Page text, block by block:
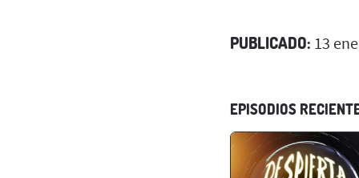
PUBLICADO: 13
EPISODIOS